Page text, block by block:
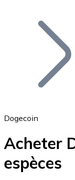
Bitcoin
Ethereum
Dogecoin
Acheter
espèces